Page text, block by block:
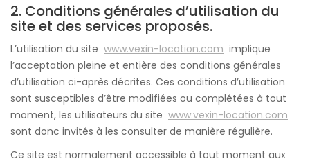
2. Conditions générales d’utilisation du
site et des services proposés.
L’utilisation du site www.vexin-location.com implique
l’acceptation pleine et entière des conditions générales
d’utilisation ci-après décrites. Ces conditions d’utilisation
sont susceptibles d’être modifiées ou complétées à tout
moment, les utilisateurs du site www.vexin-location.com
sont donc invités à les consulter de manière régulière.
Ce site est normalement accessible à tout moment aux